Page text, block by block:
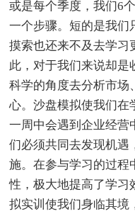
或是每个季度，我们6
一个步骤。短的是我们
摸索也还来不及去学习
此，对于我们来说却是
科学的角度去分析市场
心。沙盘模拟使我们在
一周中会遇到企业经营
们必须共同去发现机遇
施。在参与学习的过程
性，极大地提高了学习
拟实训使我们身临其境